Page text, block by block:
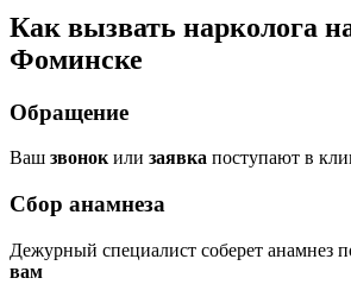
Как вызвать нарколога
Фоминске
Обращение
Ваш звонокили заявка поступают в
Сбор анамнеза
Дежурный специалист соберет анамнез
вам